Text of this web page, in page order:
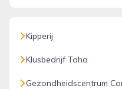
Kipperij
Klusbedrijf Taha
Gezondheidscentrum